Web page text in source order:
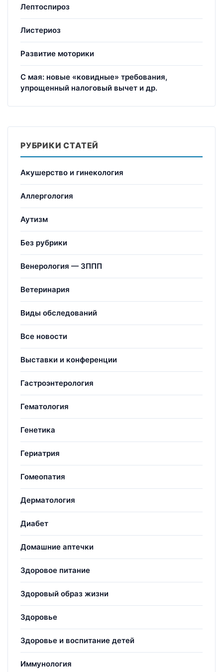
Лептоспироз
Листериоз
Развитие моторики
С мая: новые «ковидные» требования,
упрощенный налоговый вычет и др.
РУБРИКИ СТАТЕЙ
Акушерство и гинекология
Аллергология
Аутизм
Без рубрики
Венерология — ЗППП
Ветеринария
Виды обследований
Все новости
Выставки и конференции
Гастроэнтерология
Гематология
Генетика
Гериатрия
Гомеопатия
Дерматология
Диабет
Домашние аптечки
Здоровое питание
Здоровый образ жизни
Здоровье
Здоровье и воспитание детей
Иммунология